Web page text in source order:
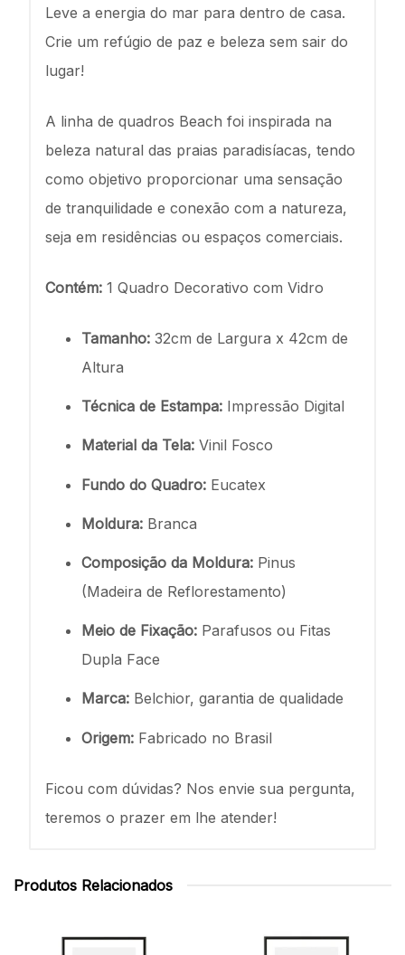
Leve a energia do mar para dentro de casa.
Crie um refúgio de paz e beleza sem sair do
lugar!
A linha de quadros Beach foi inspirada na
beleza natural das praias paradisíacas, tendo
como objetivo proporcionar uma sensação
de tranquilidade e conexão com a natureza,
seja em residências ou espaços comerciais.
Contém: 1 Quadro Decorativo com Vidro
Tamanho: 32cm de Largura x 42cm de
Altura
Técnica de Estampa: Impressão Digital
Material da Tela: Vinil Fosco
Fundo do Quadro: Eucatex
Moldura: Branca
Composição da Moldura: Pinus
(Madeira de Reflorestamento)
Meio de Fixação: Parafusos ou Fitas
Dupla Face
Marca: Belchior, garantia de qualidade
Origem: Fabricado no Brasil
Ficou com dúvidas? Nos envie sua pergunta,
teremos o prazer em lhe atender!
Produtos Relacionados